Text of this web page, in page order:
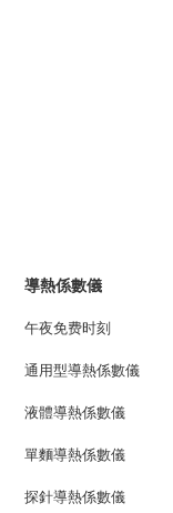
導熱係數儀
午夜免费时刻
通用型導熱係數儀
液體導熱係數儀
單麵導熱係數儀
探針導熱係數儀